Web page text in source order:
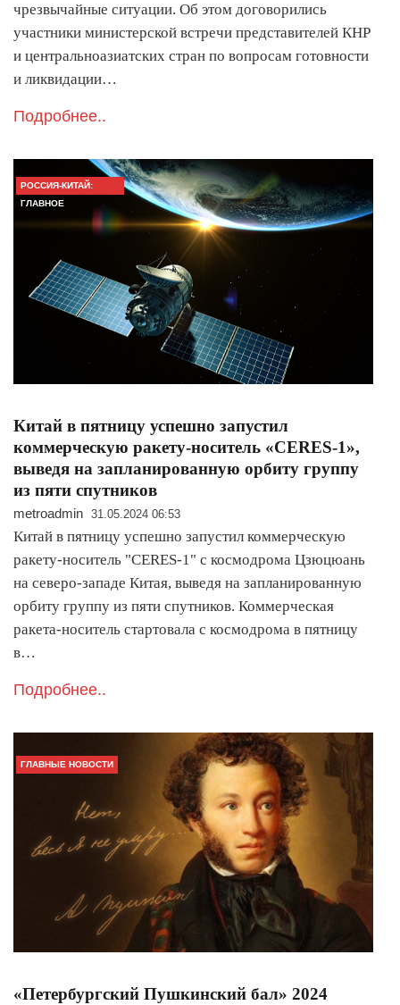
чрезвычайные ситуации. Об этом договорились
участники министерской встречи представителей КНР
и центральноазиатских стран по вопросам готовности
и ликвидации…
Подробнее..
РОССИЯ-КИТАЙ:
ГЛАВНОЕ
Китай в пятницу успешно запустил
коммерческую ракету-носитель «CERES-1»,
выведя на запланированную орбиту группу
из пяти спутников
metroadmin 31.05.2024 06:53
Китай в пятницу успешно запустил коммерческую
ракету-носитель "CERES-1" с космодрома Цзюцюань
на северо-западе Китая, выведя на запланированную
орбиту группу из пяти спутников. Коммерческая
ракета-носитель стартовала с космодрома в пятницу
в…
Подробнее..
ГЛАВНЫЕ НОВОСТИ
«Петербургский Пушкинский бал» 2024